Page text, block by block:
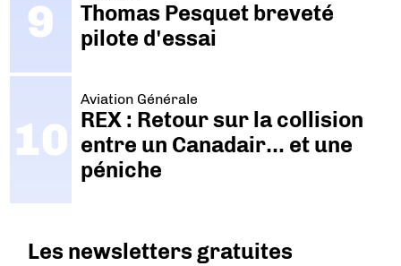
Thomas Pesquet breveté
pilote d'essai
Aviation Générale
REX : Retour sur la collision
entre un Canadair… et une
péniche
Les newsletters gratuites